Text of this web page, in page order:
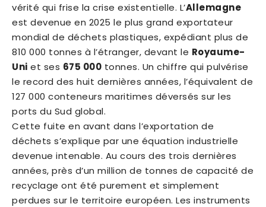
vérité qui frise la crise existentielle. L’Allemagne
est devenue en 2025 le plus grand exportateur
mondial de déchets plastiques, expédiant plus de
810 000 tonnes à l’étranger, devant le Royaume-
Uni et ses 675 000 tonnes. Un chiffre qui pulvérise
le record des huit dernières années, l’équivalent de
127 000 conteneurs maritimes déversés sur les
ports du Sud global.
Cette fuite en avant dans l’exportation de
déchets s’explique par une équation industrielle
devenue intenable. Au cours des trois dernières
années, près d’un million de tonnes de capacité de
recyclage ont été purement et simplement
perdues sur le territoire européen. Les instruments